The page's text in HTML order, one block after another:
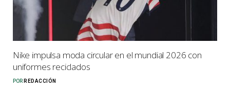
Nike impulsa moda circular en el mundial 2026 con
uniformes reciclados
POR REDACCIÓN